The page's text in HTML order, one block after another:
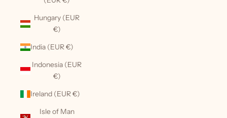
Hungary (EUR
€)
India (EUR €)
Indonesia (EUR
€)
Ireland (EUR €)
Isle of Man